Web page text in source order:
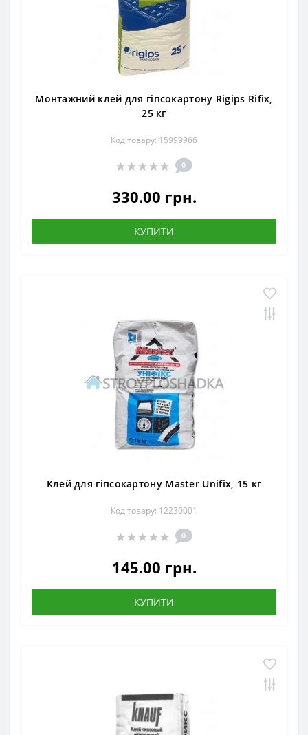
Монтажний клей для гіпсокартону Rigips Rifix,
25 кг
Код товару: 15999966
0
330.00 грн.
КУПИТИ
Клей для гіпсокартону Master Unifix, 15 кг
Код товару: 12230001
0
145.00 грн.
КУПИТИ